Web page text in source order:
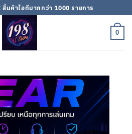
สิ้นค้าไอทีมากกว่า 1000 รายการ
0